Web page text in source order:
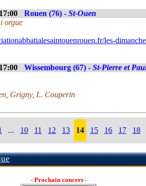
17:00 Rouen (76) - St-Ouen
orgue
les-
17:00 Wissembourg (67) - St-Pierre et
Grigny, L. Couperin
... 10 11 12 13 14 15 16 17 18
- Prochain concert -